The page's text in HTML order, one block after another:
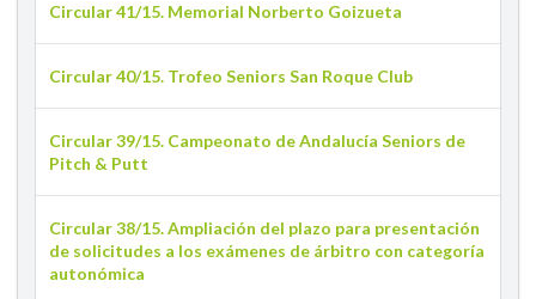
Circular 41/15. Memorial Norberto Goizueta
Circular 40/15. Trofeo Seniors San Roque Club
Circular 39/15. Campeonato de Andalucía Seniors de
Pitch & Putt
Circular 38/15. Ampliación del plazo para presentación
de solicitudes a los exámenes de árbitro con categoría
autonómica